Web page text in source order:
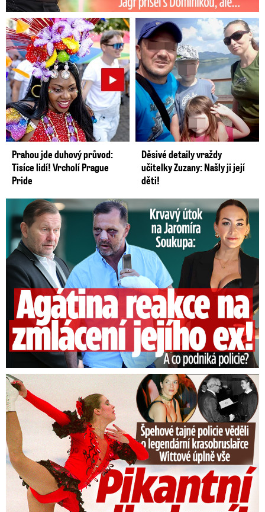
Prahou jde duhový průvod:
Tisíce lidí! Vrcholí Prague
Pride
Děsivé detaily vraždy
učitelky Zuzany: Našly ji její
děti!
Útok na Jaromíra Soukupa: Reakce Agáty na zmlácení jejího ex
Tajná policie špehovala krasobruslařku Wittovou: Pikantní ...